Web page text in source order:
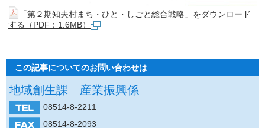
「第２期知夫村まち・ひと・しごと総合戦略」をダウンロード
する（PDF：1.6MB）
この記事についてのお問い合わせは
地域創生課 産業振興係
08514-8-2211
08514-8-2093